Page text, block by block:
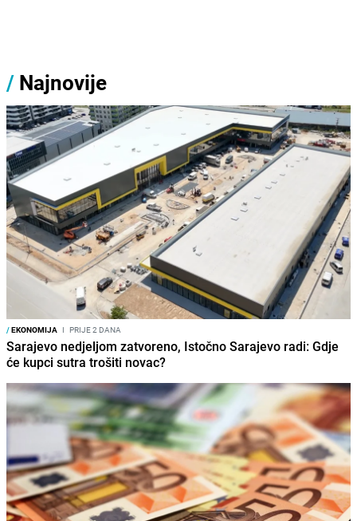
/ Najnovije
/EKONOMIJA I PRIJE 2 DANA
Sarajevo nedjeljom zatvoreno, Istočno Sarajevo radi: Gdje
će kupci sutra trošiti novac?